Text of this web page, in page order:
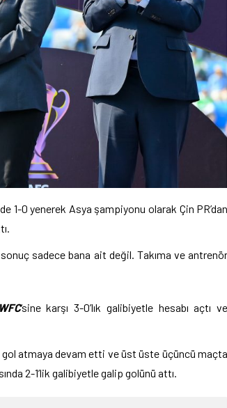
1-0 yenerek Asya şampiyonu olarak Çin PR’dan
sadece bana ait değil. Takıma ve antrenör
‘sine karşı 3-0’lık galibiyetle hesabı açtı ve
gol atmaya devam etti ve üst üste üçüncü maçta
2-1’lik galibiyetle galip golünü attı.